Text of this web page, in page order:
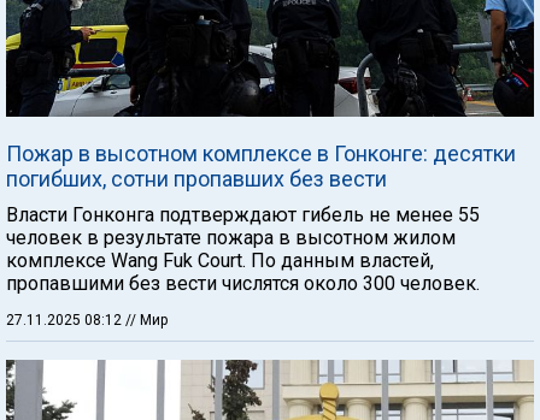
Пожар в высотном комплексе в Гонконге: десятки
погибших, сотни пропавших без вести
Власти Гонконга подтверждают гибель не менее 55
человек в результате пожара в высотном жилом
комплексе Wang Fuk Court. По данным властей,
пропавшими без вести числятся около 300 человек.
27.11.2025 08:12 // Мир